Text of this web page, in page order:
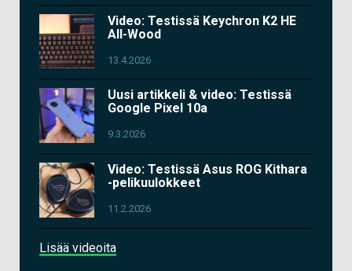
Video: Testissä Keychron K2 HE
All-Wood
13.4.2026
Uusi artikkeli & video: Testissä
Google Pixel 10a
9.3.2026
Video: Testissä Asus ROG Kithara
-pelikuulokkeet
11.2.2026
Lisää videoita